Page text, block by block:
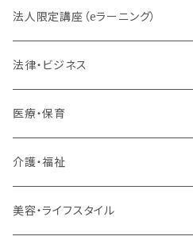
法人限定講座（eラーニング）
内定者・新入社員
若手社員・中堅社員
リーダー（主任・係長）
管理職
法律・ビジネス
医療・保育
介護・福祉
美容・ライフスタイル